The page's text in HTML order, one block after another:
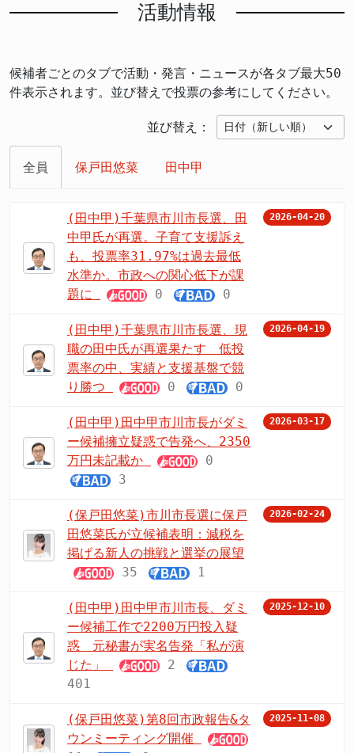
活動情報
候補者ごとのタブで活動・発言・ニュースが各タブ最大50
件表示されます。並び替えで投票の参考にしてください。
並び替え：
全員 保戸田悠菜 田中甲
(田中甲)千葉県市川市長選、田
中甲氏が再選。子育て支援訴え
も、投票率31.97%は過去最低
水準か。市政への関心低下が課
題に
0 0
2026-04-20
(田中甲)千葉県市川市長選、現
職の田中氏が再選果たす 低投
票率の中、実績と支援基盤で競
り勝つ
0 0
2026-04-19
(田中甲)田中甲市川市長がダミ
ー候補擁立疑惑で告発へ、2350
万円未記載か
0
3
2026-03-17
(保戸田悠菜)市川市長選に保戸
田悠菜氏が立候補表明：減税を
掲げる新人の挑戦と選挙の展望
35
1
2026-02-24
(田中甲)田中甲市川市長、ダミ
ー候補工作で2200万円投入疑
惑 元秘書が実名告発「私が演
じた」
2
401
2025-12-10
(保戸田悠菜)第8回市政報告&タ
ウンミーティング開催
2025-11-08